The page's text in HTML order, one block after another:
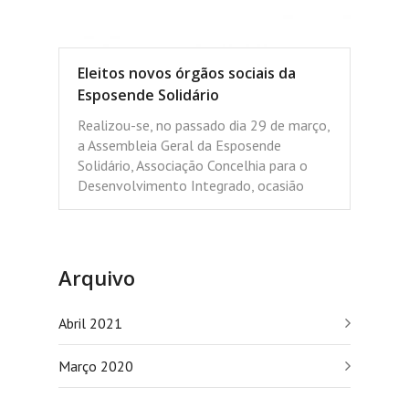
Eleitos novos órgãos sociais da
Esposende Solidário
Realizou-se, no passado dia 29 de março,
a Assembleia Geral da Esposende
Solidário, Associação Concelhia para o
Desenvolvimento Integrado, ocasião
Arquivo
Abril 2021
Março 2020